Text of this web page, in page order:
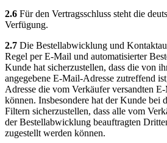
2.6 Für den Vertragsschluss steht die
Verfügung.
2.7 Die Bestellabwicklung und
Regel per E-Mail und automatisierter
Kunde hat sicherzustellen, dass die von
angegebene E-Mail-Adresse zutreffend
Adresse die vom Verkäufer versandten
können. Insbesondere hat der Kunde bei
Filtern sicherzustellen, dass alle vom
der Bestellabwicklung beauftragten
zugestellt werden können.